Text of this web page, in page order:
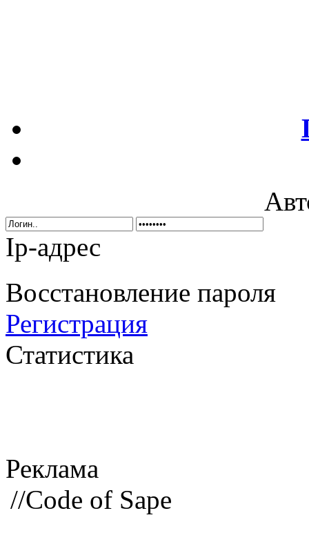
Ip-адрес
Восстановление пароля
Регистрация
Статистика
Реклама
//Code of Sape